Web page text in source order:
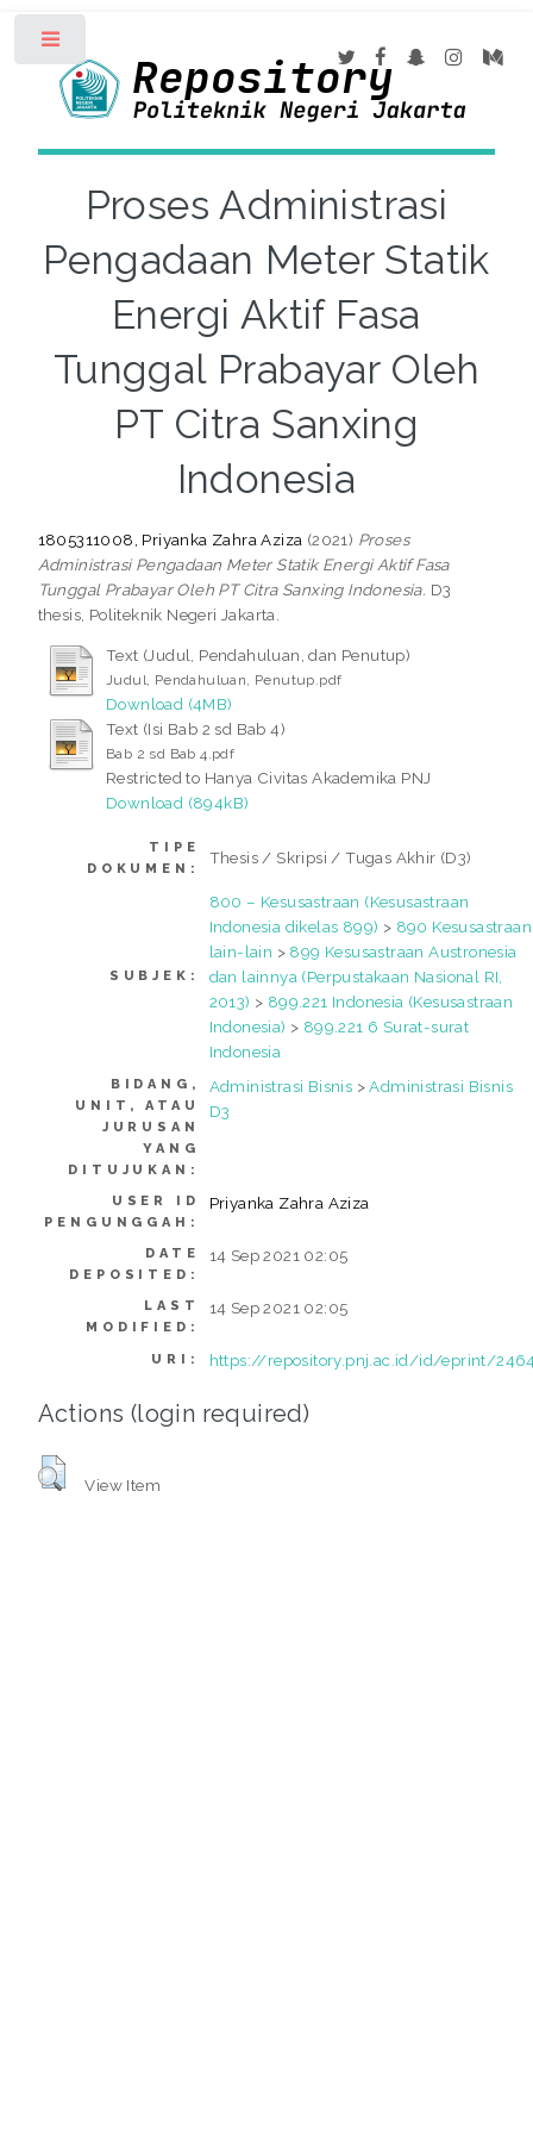
Proses Administrasi
Pengadaan Meter Statik
Energi Aktif Fasa
Tunggal Prabayar Oleh
PT Citra Sanxing
Indonesia
1805311008, Priyanka Zahra Aziza (2021) Proses
Administrasi Pengadaan Meter Statik Energi Aktif Fasa
Tunggal Prabayar Oleh PT Citra Sanxing Indonesia. D3
thesis, Politeknik Negeri Jakarta.
Text (Judul, Pendahuluan, dan Penutup)
Judul, Pendahuluan, Penutup.pdf
Download (4MB)
Text (Isi Bab 2 sd Bab 4)
Bab 2 sd Bab 4.pdf
Restricted to Hanya Civitas Akademika PNJ
Download (894kB)
TIPE
DOKUMEN:
Thesis / Skripsi / Tugas Akhir (D3)
SUBJEK:
800 – Kesusastraan (Kesusastraan
Indonesia dikelas 899) > 890 Kesusastraan
lain-lain > 899 Kesusastraan Austronesia
dan lainnya (Perpustakaan Nasional RI,
2013) > 899.221 Indonesia (Kesusastraan
Indonesia) > 899.221 6 Surat-surat
Indonesia
BIDANG,
UNIT, ATAU
JURUSAN
YANG
DITUJUKAN:
Administrasi Bisnis >Administrasi Bisnis
D3
USER ID
PENGUNGGAH:
Priyanka Zahra Aziza
DATE
DEPOSITED:
14 Sep 2021 02:05
LAST
MODIFIED:
14 Sep 2021 02:05
URI: https://repository.pnj.ac.id/id/eprint/
Actions (login required)
View Item